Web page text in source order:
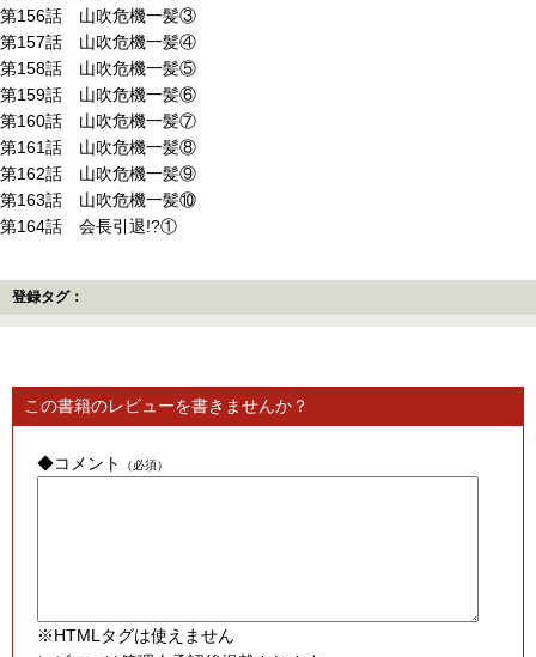
第156話 山吹危機一髪③
第157話 山吹危機一髪④
第158話 山吹危機一髪⑤
第159話 山吹危機一髪⑥
第160話 山吹危機一髪⑦
第161話 山吹危機一髪⑧
第162話 山吹危機一髪⑨
第163話 山吹危機一髪⑩
第164話 会長引退!?①
登録タグ：
この書籍のレビューを書きませんか？
◆コメント （必須）
※HTMLタグは使えません